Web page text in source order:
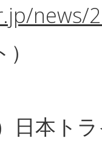
news/
本ト